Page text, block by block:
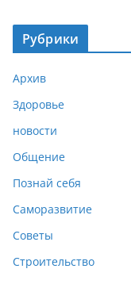
Рубрики
Архив
Здоровье
новости
Общение
Познай себя
Саморазвитие
Советы
Строительство